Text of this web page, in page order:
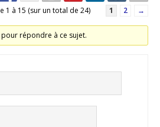
1 à 15 (sur un total de 24) 1 2 →
répondre à ce sujet.